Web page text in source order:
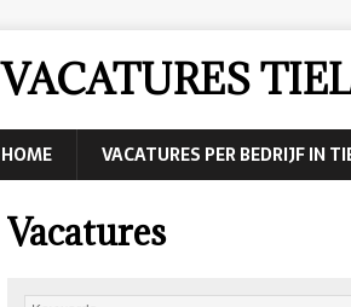
VACATURES
HOME VACATURES PER BEDRIJF IN
Vacatures